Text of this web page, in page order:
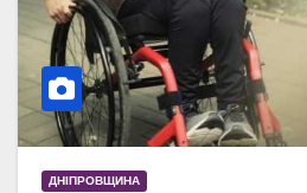
ДНІПРОВЩИНА